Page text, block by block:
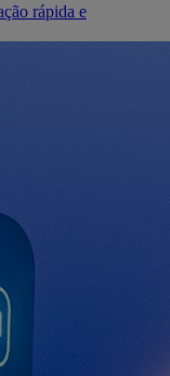
rápida e